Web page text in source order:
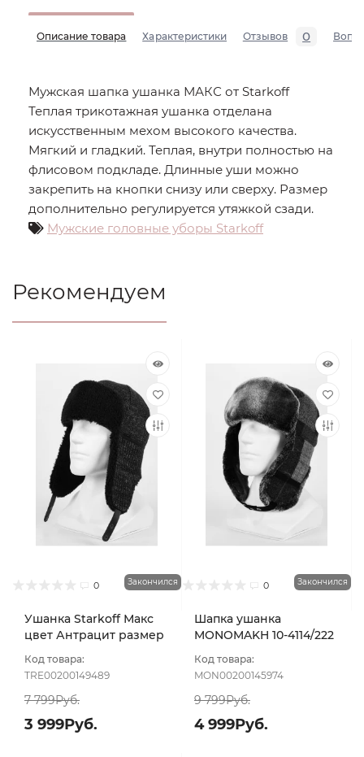
Описание товара Характеристики Отзывов 0
Мужская шапка ушанка МАКС от Starkoff
Теплая трикотажная ушанка отделана
искусственным мехом высокого качества.
Мягкий и гладкий. Теплая, внутри полностью на
флисовом подкладе. Длинные уши можно
закрепить на кнопки снизу или сверху. Размер
дополнительно регулируется утяжкой сзади.
Мужские головные уборы Starkoff
Рекомендуем
0 Закончился
Ушанка Starkoff Макс
цвет Антрацит размер
Код товара:
TRE00200149489
7 799Руб.
3 999Руб.
0 Закончился
Шапка ушанка
MONOMAKH 10-4114/222
Код товара:
MON00200145974
9 799Руб.
4 999Руб.